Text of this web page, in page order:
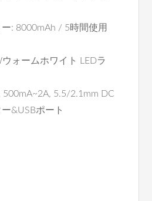
: 8000mAh / 5時間使用
ォームホワイト LEDラ
500mA~2A, 5.5/2.1mm DC
&USBポート